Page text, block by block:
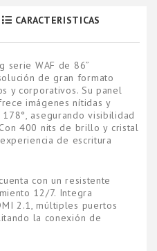
CARACTERISTICAS
serie WAF de 86”
de gran formato
y corporativos. Su panel
imágenes nítidas y
asegurando visibilidad
400 nits de brillo y cristal
de escritura
con un resistente
12/7. Integra
2.1, múltiples puertos
la conexión de